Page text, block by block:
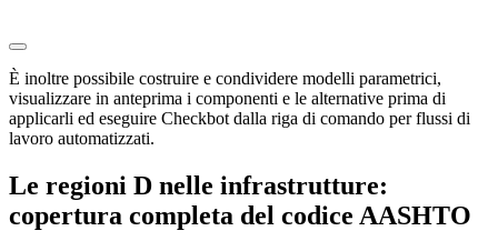
È inoltre possibile costruire e condividere modelli parametrici,
visualizzare in anteprima i componenti e le alternative prima di
applicarli ed eseguire Checkbot dalla riga di comando per flussi di
lavoro automatizzati.
Le regioni D nelle infrastrutture:
copertura completa del codice AASHTO